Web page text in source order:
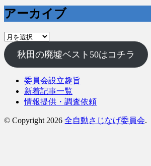
アーカイブ
ア
ー
カ
イ
秋田の廃墟ベスト50はコチラ
委員会設立趣旨
新着記事一覧
情報提供・調査依頼
© Copyright 2026 全自動さじなげ委員会.